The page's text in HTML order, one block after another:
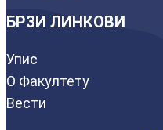
БРЗИ ЛИНКОВИ
Упис
О Факултету
Вести